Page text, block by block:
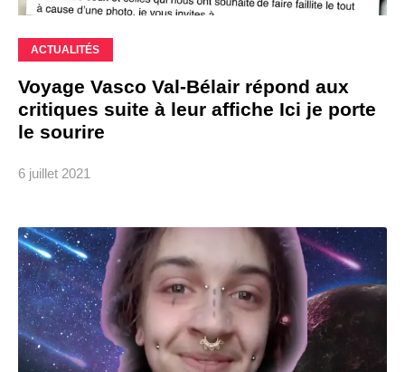
ACTUALITÉS
Voyage Vasco Val-Bélair répond aux
critiques suite à leur affiche Ici je porte
le sourire
6 juillet 2021